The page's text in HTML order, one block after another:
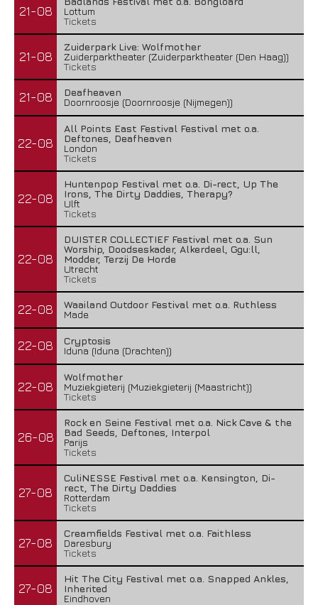
21-08
Lottum
Tickets
21-08
Zuiderpark Live: Wolfmother
Zuiderparktheater (Zuiderparktheater (Den Haag))
Tickets
21-08
Deafheaven
Doornroosje (Doornroosje (Nijmegen))
22-08
All Points East Festival Festival met o.a.
Deftones, Deafheaven
London
Tickets
22-08
Huntenpop Festival met o.a. Di-rect, Up The
Irons, The Dirty Daddies, Therapy?
Ulft
Tickets
22-08
DUISTER COLLECTIEF Festival met o.a. Sun
Worship, Doodseskader, Alkerdeel, Ggu:ll,
Modder, Terzij De Horde
Utrecht
Tickets
22-08
Waailand Outdoor Festival met o.a. Ruthless
Made
22-08
Cryptosis
Iduna (Iduna (Drachten))
22-08
Wolfmother
Muziekgieterij (Muziekgieterij (Maastricht))
Tickets
26-08
Rock en Seine Festival met o.a. Nick Cave & the
Bad Seeds, Deftones, Interpol
Parijs
Tickets
27-08
CuliNESSE Festival met o.a. Kensington, Di-
rect, The Dirty Daddies
Rotterdam
Tickets
27-08
Creamfields Festival met o.a. Faithless
Daresbury
Tickets
27-08
Hit The City Festival met o.a. Snapped Ankles,
Inherited
Eindhoven